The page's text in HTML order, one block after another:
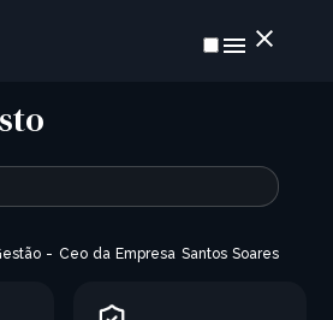
- Ceo da Empresa Santos Soares